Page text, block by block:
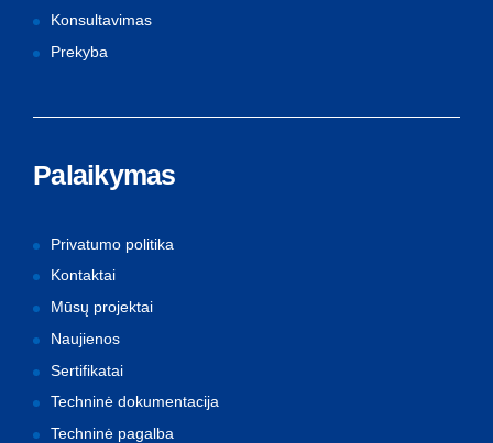
Konsultavimas
Prekyba
Palaikymas
Privatumo politika
Kontaktai
Mūsų projektai
Naujienos
Sertifikatai
Techninė dokumentacija
Techninė pagalba